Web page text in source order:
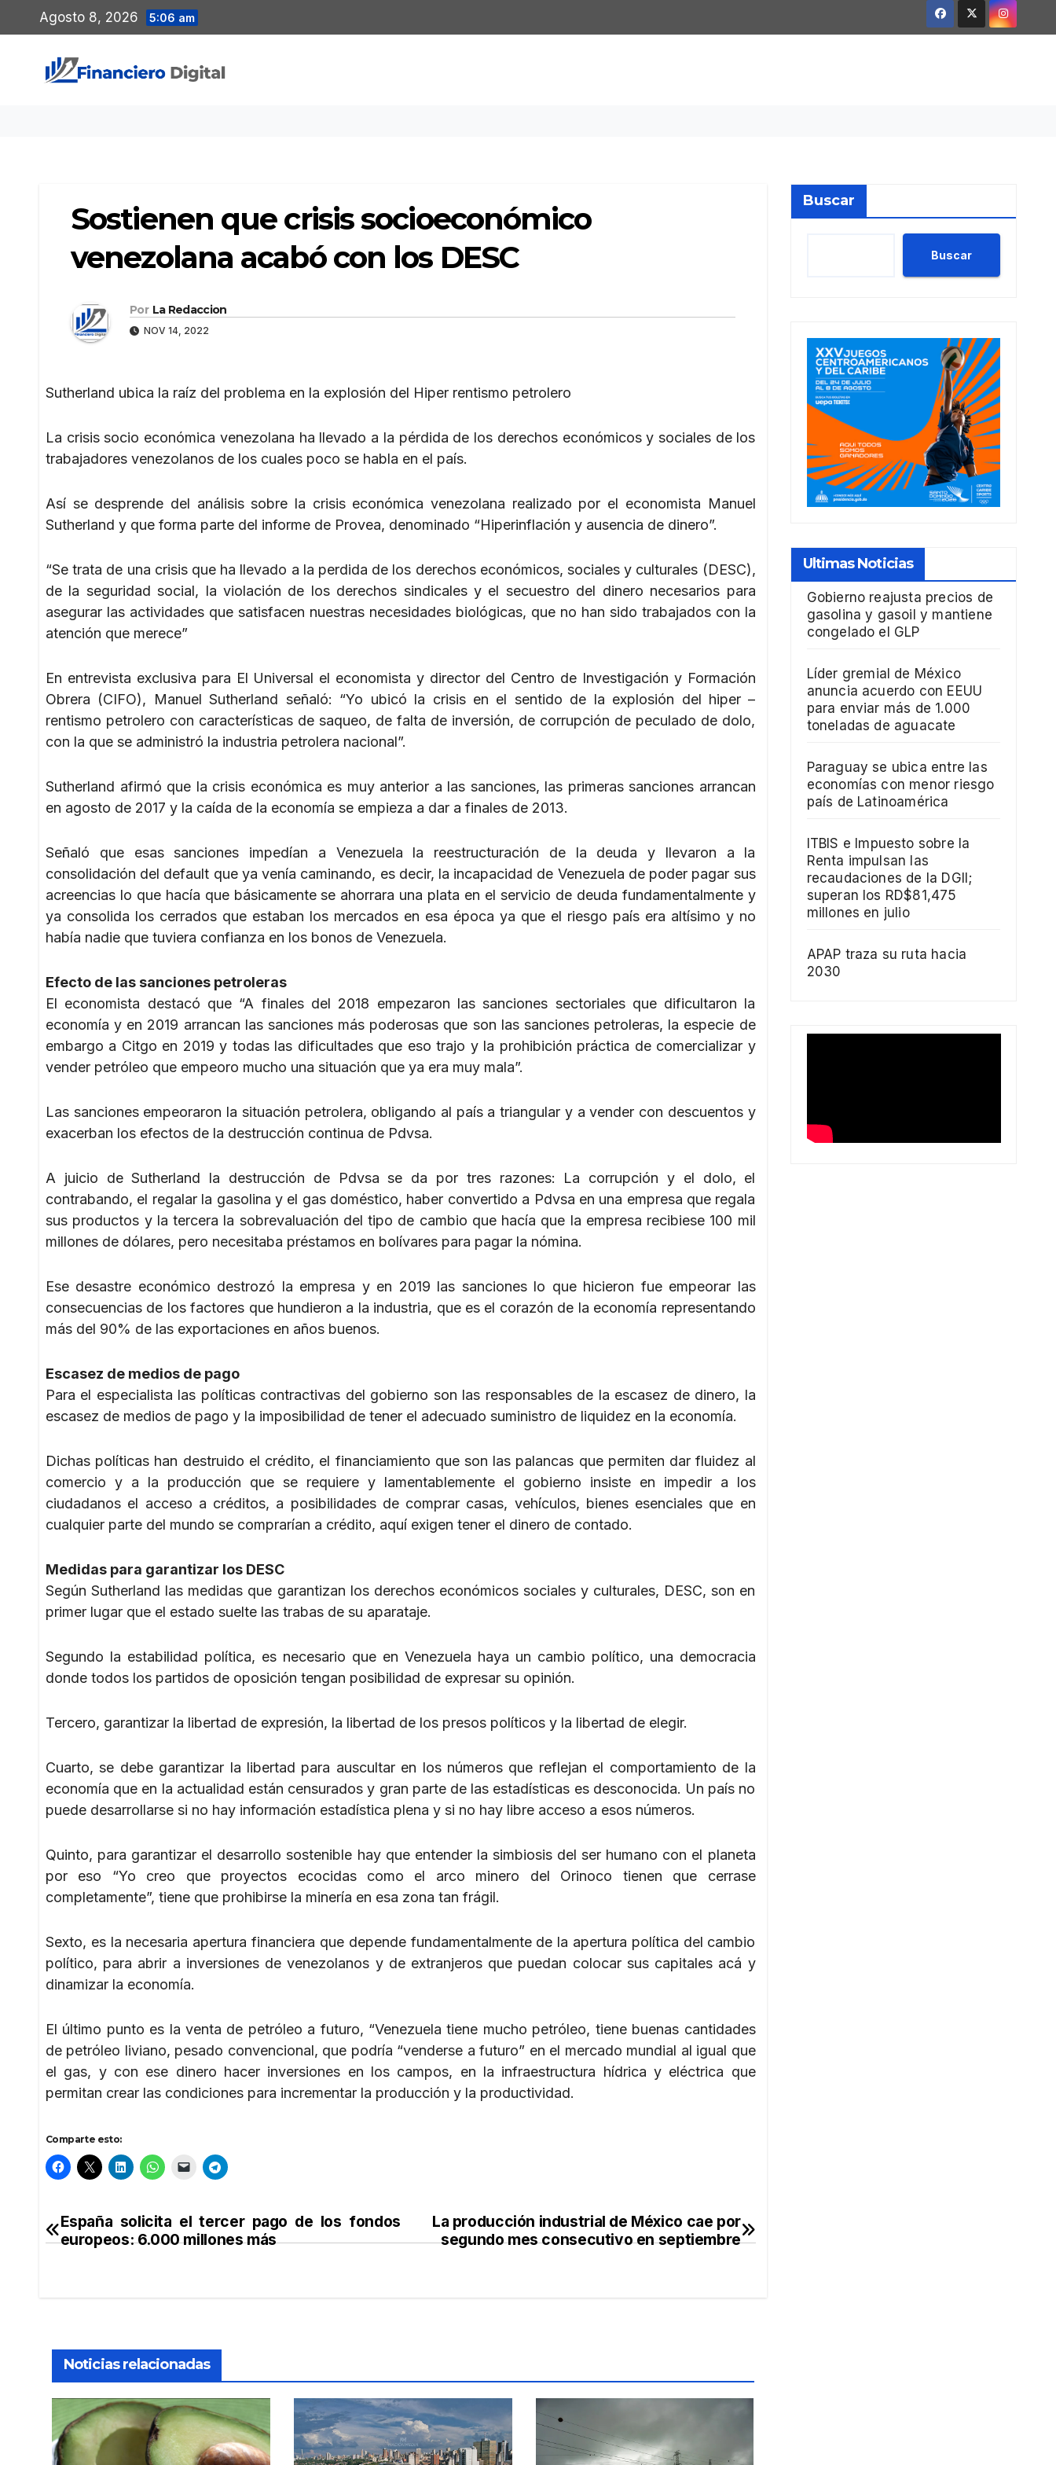
al
contenido
Agosto 8, 2026 5:06 am
Sostienen que crisis socioeconómico
venezolana acabó con los DESC
Por La Redaccion
NOV 14, 2022
Sutherland ubica la raíz del problema en la explosión del Hiper rentismo petrolero
La crisis socio económica venezolana ha llevado a la pérdida de los derechos económicos y sociales de los
trabajadores venezolanos de los cuales poco se habla en el país.
Así se desprende del análisis sobre la crisis económica venezolana realizado por el economista Manuel
Sutherland y que forma parte del informe de Provea, denominado “Hiperinflación y ausencia de dinero”.
“Se trata de una crisis que ha llevado a la perdida de los derechos económicos, sociales y culturales (DESC),
de la seguridad social, la violación de los derechos sindicales y el secuestro del dinero necesarios para
asegurar las actividades que satisfacen nuestras necesidades biológicas, que no han sido trabajados con la
atención que merece”
En entrevista exclusiva para El Universal el economista y director del Centro de Investigación y Formación
Obrera (CIFO), Manuel Sutherland señaló: “Yo ubicó la crisis en el sentido de la explosión del hiper –
rentismo petrolero con características de saqueo, de falta de inversión, de corrupción de peculado de dolo,
con la que se administró la industria petrolera nacional”.
Sutherland afirmó que la crisis económica es muy anterior a las sanciones, las primeras sanciones arrancan
en agosto de 2017 y la caída de la economía se empieza a dar a finales de 2013.
Señaló que esas sanciones impedían a Venezuela la reestructuración de la deuda y llevaron a la
consolidación del default que ya venía caminando, es decir, la incapacidad de Venezuela de poder pagar sus
acreencias lo que hacía que básicamente se ahorrara una plata en el servicio de deuda fundamentalmente y
ya consolida los cerrados que estaban los mercados en esa época ya que el riesgo país era altísimo y no
había nadie que tuviera confianza en los bonos de Venezuela.
Efecto de las sanciones petroleras
El economista destacó que “A finales del 2018 empezaron las sanciones sectoriales que dificultaron la
economía y en 2019 arrancan las sanciones más poderosas que son las sanciones petroleras, la especie de
embargo a Citgo en 2019 y todas las dificultades que eso trajo y la prohibición práctica de comercializar y
vender petróleo que empeoro mucho una situación que ya era muy mala”.
Las sanciones empeoraron la situación petrolera, obligando al país a triangular y a vender con descuentos y
exacerban los efectos de la destrucción continua de Pdvsa.
A juicio de Sutherland la destrucción de Pdvsa se da por tres razones: La corrupción y el dolo, el
contrabando, el regalar la gasolina y el gas doméstico, haber convertido a Pdvsa en una empresa que regala
sus productos y la tercera la sobrevaluación del tipo de cambio que hacía que la empresa recibiese 100 mil
millones de dólares, pero necesitaba préstamos en bolívares para pagar la nómina.
Ese desastre económico destrozó la empresa y en 2019 las sanciones lo que hicieron fue empeorar las
consecuencias de los factores que hundieron a la industria, que es el corazón de la economía representando
más del 90% de las exportaciones en años buenos.
Escasez de medios de pago
Para el especialista las políticas contractivas del gobierno son las responsables de la escasez de dinero, la
escasez de medios de pago y la imposibilidad de tener el adecuado suministro de liquidez en la economía.
Dichas políticas han destruido el crédito, el financiamiento que son las palancas que permiten dar fluidez al
comercio y a la producción que se requiere y lamentablemente el gobierno insiste en impedir a los
ciudadanos el acceso a créditos, a posibilidades de comprar casas, vehículos, bienes esenciales que en
cualquier parte del mundo se comprarían a crédito, aquí exigen tener el dinero de contado.
Medidas para garantizar los DESC
Según Sutherland las medidas que garantizan los derechos económicos sociales y culturales, DESC, son en
primer lugar que el estado suelte las trabas de su aparataje.
Segundo la estabilidad política, es necesario que en Venezuela haya un cambio político, una democracia
donde todos los partidos de oposición tengan posibilidad de expresar su opinión.
Tercero, garantizar la libertad de expresión, la libertad de los presos políticos y la libertad de elegir.
Cuarto, se debe garantizar la libertad para auscultar en los números que reflejan el comportamiento de la
economía que en la actualidad están censurados y gran parte de las estadísticas es desconocida. Un país no
puede desarrollarse si no hay información estadística plena y si no hay libre acceso a esos números.
Quinto, para garantizar el desarrollo sostenible hay que entender la simbiosis del ser humano con el planeta
por eso “Yo creo que proyectos ecocidas como el arco minero del Orinoco tienen que cerrase
completamente”, tiene que prohibirse la minería en esa zona tan frágil.
Sexto, es la necesaria apertura financiera que depende fundamentalmente de la apertura política del cambio
político, para abrir a inversiones de venezolanos y de extranjeros que puedan colocar sus capitales acá y
dinamizar la economía.
El último punto es la venta de petróleo a futuro, “Venezuela tiene mucho petróleo, tiene buenas cantidades
de petróleo liviano, pesado convencional, que podría “venderse a futuro” en el mercado mundial al igual que
el gas, y con ese dinero hacer inversiones en los campos, en la infraestructura hídrica y eléctrica que
permitan crear las condiciones para incrementar la producción y la productividad.
Comparte esto:
Navegación
La producción industrial de México cae por
segundo mes consecutivo en septiembre
España solicita el tercer pago de los fondos
europeos: 6.000 millones más
Noticias relacionadas
Buscar
Buscar
Ultimas Noticias
Gobierno reajusta precios de
gasolina y gasoil y mantiene
congelado el GLP
Líder gremial de México
anuncia acuerdo con EEUU
para enviar más de 1.000
toneladas de aguacate
Paraguay se ubica entre las
economías con menor riesgo
país de Latinoamérica
ITBIS e Impuesto sobre la
Renta impulsan las
recaudaciones de la DGII;
superan los RD$81,475
millones en julio
APAP traza su ruta hacia
2030